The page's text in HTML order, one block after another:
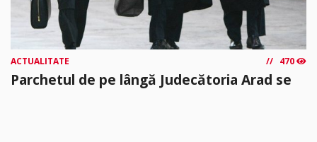
ACTUALITATE 470
Parchetul de pe lângă Judecătoria Arad se